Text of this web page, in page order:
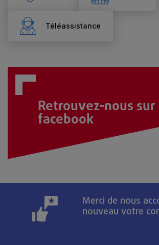
Téléassistance
Retrouvez-nous sur
facebook
Merci de nous
nouveau votre